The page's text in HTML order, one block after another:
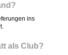
ins
als Club?